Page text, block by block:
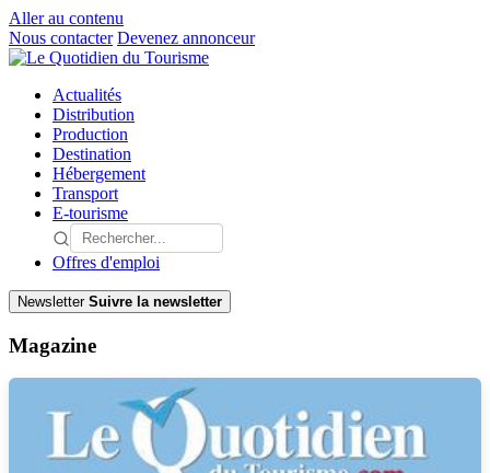
Aller au contenu
Nous contacter Devenez annonceur
Actualités
Distribution
Production
Destination
Hébergement
Transport
E-tourisme
Offres d'emploi
Newsletter Suivre la newsletter
Magazine